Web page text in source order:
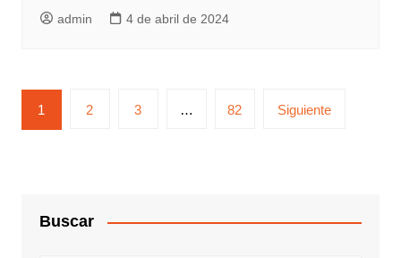
admin 4 de abril de 2024
1 2 3 … 82 Siguiente
Buscar